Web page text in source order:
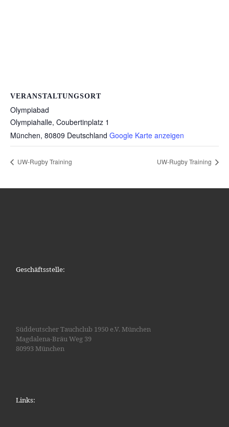
VERANSTALTUNGSORT
Olympiabad
Olympiahalle, Coubertinplatz 1
München, 80809 Deutschland Google Karte anzeigen
UW-Rugby Training UW-Rugby Training
Geschäftsstelle:
Süddeutscher Tauchclub 1950 e.V. München
Magdalena-Bräu Weg 39
80993 München
Links: